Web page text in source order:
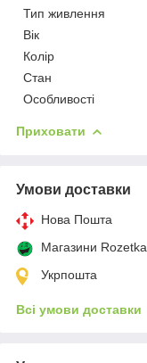
Тип живлення
Вік
Колір
Стан
Особливості
Приховати
Умови доставки
Нова Пошта
Магазини Rozetka
Укрпошта
Всі умови доставки